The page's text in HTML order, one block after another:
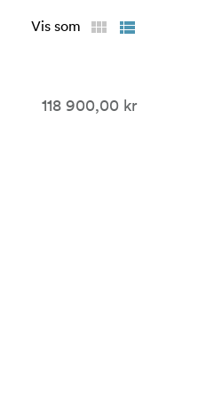
Vis som
118 900,00 kr